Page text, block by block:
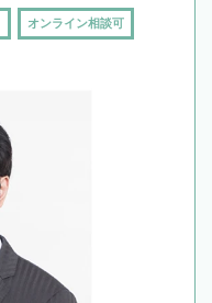
オンライン相談可